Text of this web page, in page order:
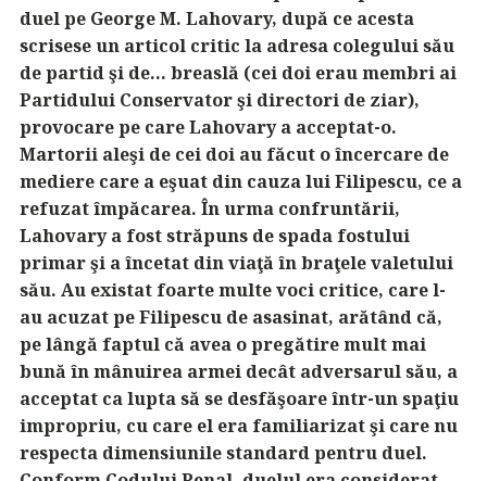
duel pe George M. Lahovary, după ce acesta
scrisese un articol critic la adresa colegului său
de partid şi de… breaslă (cei doi erau membri ai
Partidului Conservator şi directori de ziar),
provocare pe care Lahovary a acceptat-o.
Martorii aleşi de cei doi au făcut o încercare de
mediere care a eşuat din cauza lui Filipescu, ce a
refuzat împăcarea. În urma confruntării,
Lahovary a fost străpuns de spada fostului
primar şi a încetat din viaţă în braţele valetului
său. Au existat foarte multe voci critice, care l-
au acuzat pe Filipescu de asasinat, arătând că,
pe lângă faptul că avea o pregătire mult mai
bună în mânuirea armei decât adversarul său, a
acceptat ca lupta să se desfăşoare într-un spaţiu
impropriu, cu care el era familiarizat şi care nu
respecta dimensiunile standard pentru duel.